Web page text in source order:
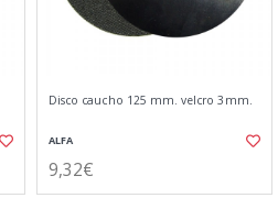
Disco caucho 125 mm. velcro 3mm.
ALFA
9,32€